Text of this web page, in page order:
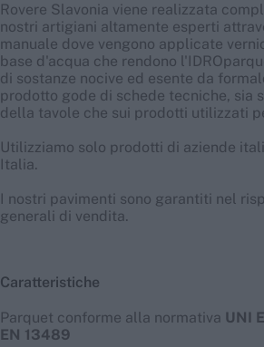
Rovere Slavonia viene realizzata
nostri artigiani altamente esperti
manuale dove vengono applicate
base d'acqua che rendono
di sostanze nocive ed esente da
prodotto gode di schede tecniche, sia
della tavole che sui prodotti utilizzati
Utilizziamo solo prodotti di aziende
Italia.
I nostri pavimenti sono garantiti nel
generali di vendita.
Caratteristiche
Parquet conforme alla normativa UNI
EN 13489